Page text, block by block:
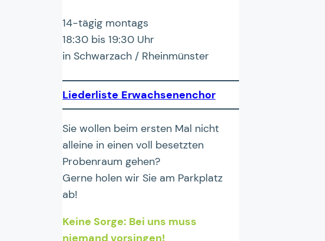
14-tägig montags
18:30 bis 19:30 Uhr
in Schwarzach / Rheinmünster
Liederliste Erwachsenenchor
Sie wollen beim ersten Mal nicht
alleine in einen voll besetzten
Probenraum gehen?
Gerne holen wir Sie am Parkplatz
ab!
Keine Sorge: Bei uns muss
niemand vorsingen!